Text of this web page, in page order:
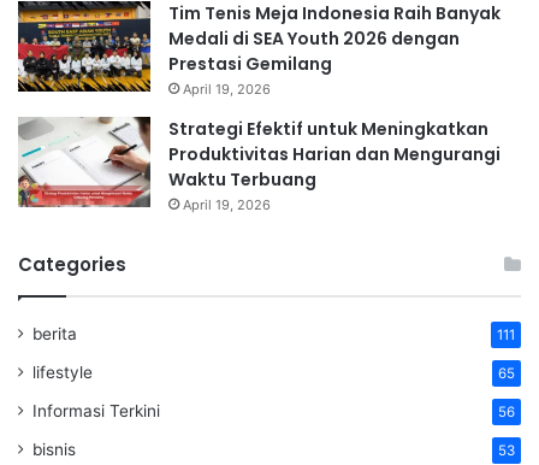
Tim Tenis Meja Indonesia Raih Banyak
Medali di SEA Youth 2026 dengan
Prestasi Gemilang
April 19, 2026
Strategi Efektif untuk Meningkatkan
Produktivitas Harian dan Mengurangi
Waktu Terbuang
April 19, 2026
Categories
berita 111
lifestyle 65
Informasi Terkini 56
bisnis 53